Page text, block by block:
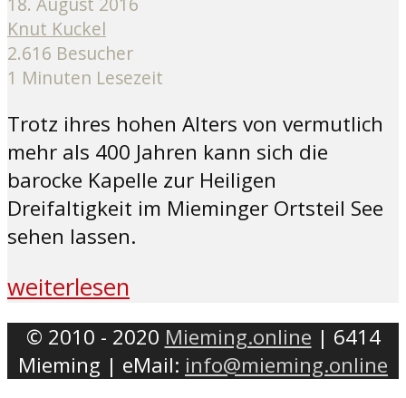
Knut Kuckel
2.616 Besucher
1 Minuten Lesezeit
Trotz ihres hohen Alters von vermutlich
mehr als 400 Jahren kann sich die
barocke Kapelle zur Heiligen
Dreifaltigkeit im Mieminger Ortsteil See
sehen lassen.
weiterlesen
© 2010 - 2020 Mieming.online | 6414
Mieming | eMail: info@mieming.online